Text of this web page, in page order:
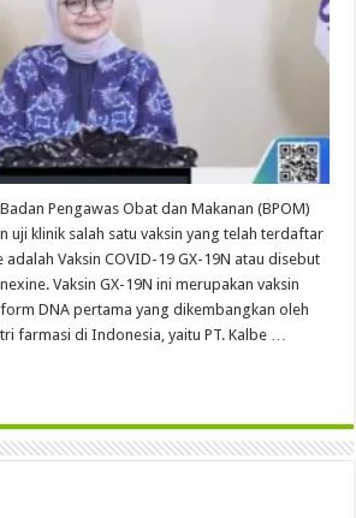
Pengawas Obat dan Makanan (BPOM)
uji klinik salah satu vaksin yang telah terdaftar
adalah Vaksin COVID-19 GX-19N atau disebut
Vaksin GX-19N ini merupakan vaksin
DNA pertama yang dikembangkan oleh
farmasi di Indonesia, yaitu PT. Kalbe …